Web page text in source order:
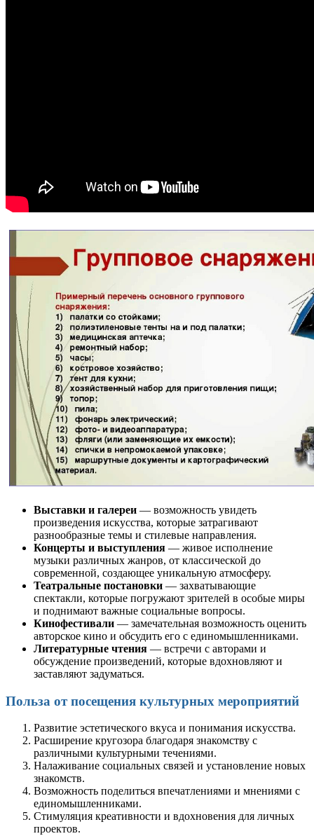
Выставки и галереи — возможность увидеть
произведения искусства, которые затрагивают
разнообразные темы и стилевые направления.
Концерты и выступления — живое исполнение
музыки различных жанров, от классической до
современной, создающее уникальную атмосферу.
Театральные постановки — захватывающие
спектакли, которые погружают зрителей в особые миры
и поднимают важные социальные вопросы.
Кинофестивали — замечательная возможность оценить
авторское кино и обсудить его с единомышленниками.
Литературные чтения — встречи с авторами и
обсуждение произведений, которые вдохновляют и
заставляют задуматься.
Польза от посещения культурных мероприятий
Развитие эстетического вкуса и понимания искусства.
Расширение кругозора благодаря знакомству с
различными культурными течениями.
Налаживание социальных связей и установление новых
знакомств.
Возможность поделиться впечатлениями и мнениями с
единомышленниками.
Стимуляция креативности и вдохновения для личных
проектов.